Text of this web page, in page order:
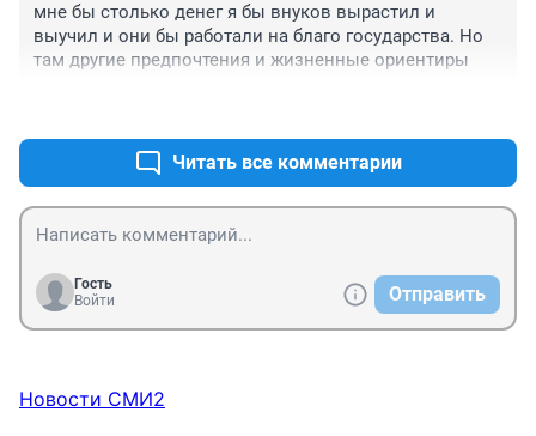
мне бы столько денег я бы внуков вырастил и
выучил и они бы работали на благо государства. Но
там другие предпочтения и жизненные ориентиры
Читать все комментарии
Гость
Войти
Отправить
Новости СМИ2